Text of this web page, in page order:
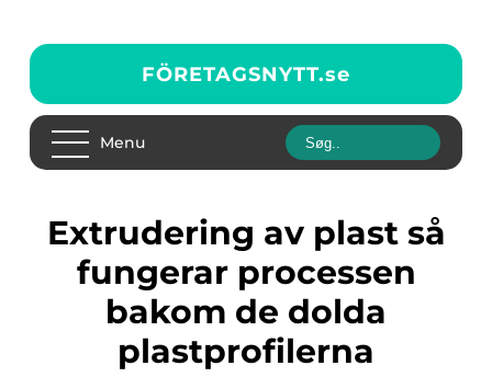
FÖRETAGSNYTT.se
Menu
Extrudering av plast så
fungerar processen
bakom de dolda
plastprofilerna